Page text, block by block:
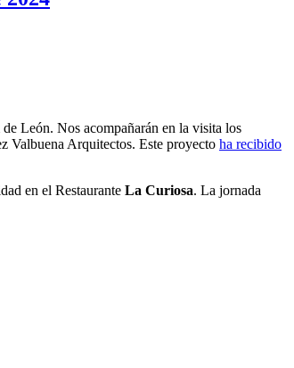
León. Nos acompañarán en la visita los
Valbuena Arquitectos. Este proyecto ha recibido
en el Restaurante La Curiosa. La jornada